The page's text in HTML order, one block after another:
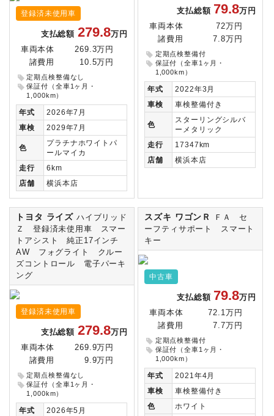
登録済未使用車
支払総額 279.8万円
車両本体
269.3万円
諸費用
10.5万円
定期点検整備なし
保証付（全車1ヶ月・
1,000km）
年式
2026年7月
車検
2029年7月
色
プラチナホワイトパ
ールマイカ
走行
6km
店舗
横浜本店
支払総額 79.8万円
車両本体
72万円
諸費用
7.8万円
定期点検整備付
保証付（全車1ヶ月・
1,000km）
年式
2022年3月
車検
車検整備付き
色
スターリングシルバ
ーメタリック
走行
17347km
店舗
横浜本店
トヨタ ライズ ハイブリッド
Ｚ 登録済未使用車 スマー
トアシスト 純正17インチ
AW フォグライト クルー
ズコントロール 電子パーキ
ング
登録済未使用車
支払総額 279.8万円
車両本体
269.9万円
諸費用
9.9万円
定期点検整備なし
保証付（全車1ヶ月・
1,000km）
年式
2026年5月
スズキ ワゴンＲ
ＦＡ セ
ーフティサポート スマート
キー
中古車
支払総額 79.8万円
車両本体
72.1万円
諸費用
7.7万円
定期点検整備付
保証付（全車1ヶ月・
1,000km）
年式
2021年4月
車検
車検整備付き
色
ホワイト